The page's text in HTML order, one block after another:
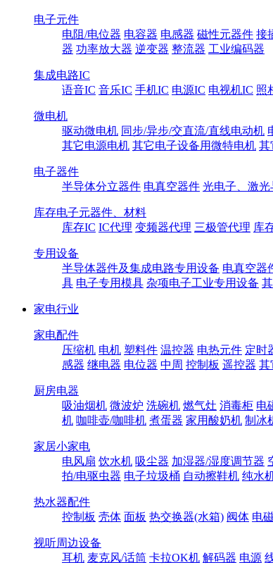
电子元件
电阻/电位器 电容器 电感器 磁性元器件 接
器 功率放大器 逆变器 整流器 工业编码器
集成电路IC
语音IC 音乐IC 手机IC 电源IC 电视机IC 照
微电机
驱动微电机 同步/异步/交直流/直线电动机
其它电源电机 其它电子设备用微特电机 其
电子器件
半导体分立器件 电真空器件 光电子、激
库存电子元器件、材料
库存IC IC代理 变频器代理 三极管代理 库
专用设备
半导体器件及集成电路专用设备 电真空器
具 电子专用模具 杂项电子工业专用设备
家电行业
家电配件
压缩机 电机 塑料件 温控器 电热元件 定时
感器 继电器 电位器 中周 控制板 遥控器 其
厨房电器
吸油烟机 微波炉 洗碗机 燃气灶 消毒柜 电
机 咖啡壶/咖啡机 煮蛋器 家用酸奶机 制冰
家居小家电
电风扇 饮水机 吸尘器 加湿器/湿度调节器
拍/电驱虫器 电子垃圾桶 自动擦鞋机 纯水
热水器配件
控制板 壳体 面板 热交换器(水箱) 阀体 电
视听周边设备
耳机 麦克风/话筒 卡拉OK机 解码器 电源